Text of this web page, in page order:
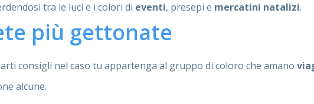
tra le luci e i colori di eventi, presepi e mercatini natalizi.
più gettonate
consigli nel caso tu appartenga al gruppo di coloro che amano
alcune.